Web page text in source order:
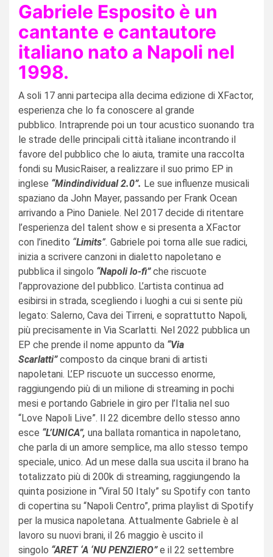
Gabriele Esposito è un
cantante e cantautore
italiano nato a Napoli nel
1998.
A soli 17 anni partecipa alla decima edizione di XFactor,
esperienza che lo fa conoscere al grande
pubblico. Intraprende poi un tour acustico suonando tra
le strade delle principali città italiane incontrando il
favore del pubblico che lo aiuta, tramite una raccolta
fondi su MusicRaiser, a realizzare il suo primo EP in
inglese “Mindindividual 2.0”. Le sue influenze musicali
spaziano da John Mayer, passando per Frank Ocean
arrivando a Pino Daniele. Nel 2017 decide di ritentare
l’esperienza del talent show e si presenta a XFactor
con l’inedito “Limits”. Gabriele poi torna alle sue radici,
inizia a scrivere canzoni in dialetto napoletano e
pubblica il singolo “Napoli lo-fi”che riscuote
l’approvazione del pubblico. L’artista continua ad
esibirsi in strada, scegliendo i luoghi a cui si sente più
legato: Salerno, Cava dei Tirreni, e soprattutto Napoli,
più precisamente in Via Scarlatti. Nel 2022 pubblica un
EP che prende il nome appunto da “Via
Scarlatti”composto da cinque brani di artisti
napoletani. L’EP riscuote un successo enorme,
raggiungendo più di un milione di streaming in pochi
mesi e portando Gabriele in giro per l’Italia nel suo
“Love Napoli Live”. Il 22 dicembre dello stesso anno
esce “L’UNICA”, una ballata romantica in napoletano,
che parla di un amore semplice, ma allo stesso tempo
speciale, unico. Ad un mese dalla sua uscita il brano ha
totalizzato più di 200k di streaming, raggiungendo la
quinta posizione in “Viral 50 Italy” su Spotify con tanto
di copertina su “Napoli Centro”, prima playlist di Spotify
per la musica napoletana. Attualmente Gabriele è al
lavoro su nuovi brani, il 26 maggio è uscito il
singolo “ARET ‘A ‘NU PENZIERO”e il 22 settembre